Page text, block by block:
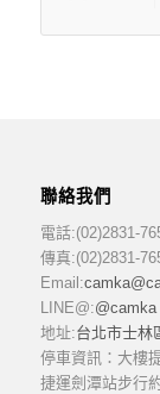
聯絡我們
電話:(02)2831-
傳真:(02)2831-
Email:
LINE@:@camka
地址:台北市士林
停車資訊：大樓
捷運劍潭站步行